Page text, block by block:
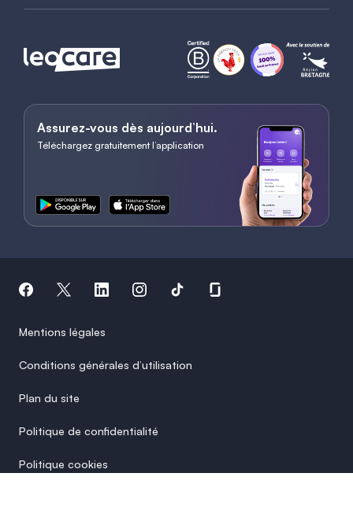
Assurez-vous dès aujourd’hui.
Téléchargez gratuitement l’application
Mentions légales
Conditions générales d’utilisation
Plan du site
Politique de confidentialité
Politique cookies